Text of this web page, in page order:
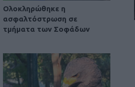
Ολοκληρώθηκε η
ασφαλτόστρωση σε
τμήματα των Σοφάδων